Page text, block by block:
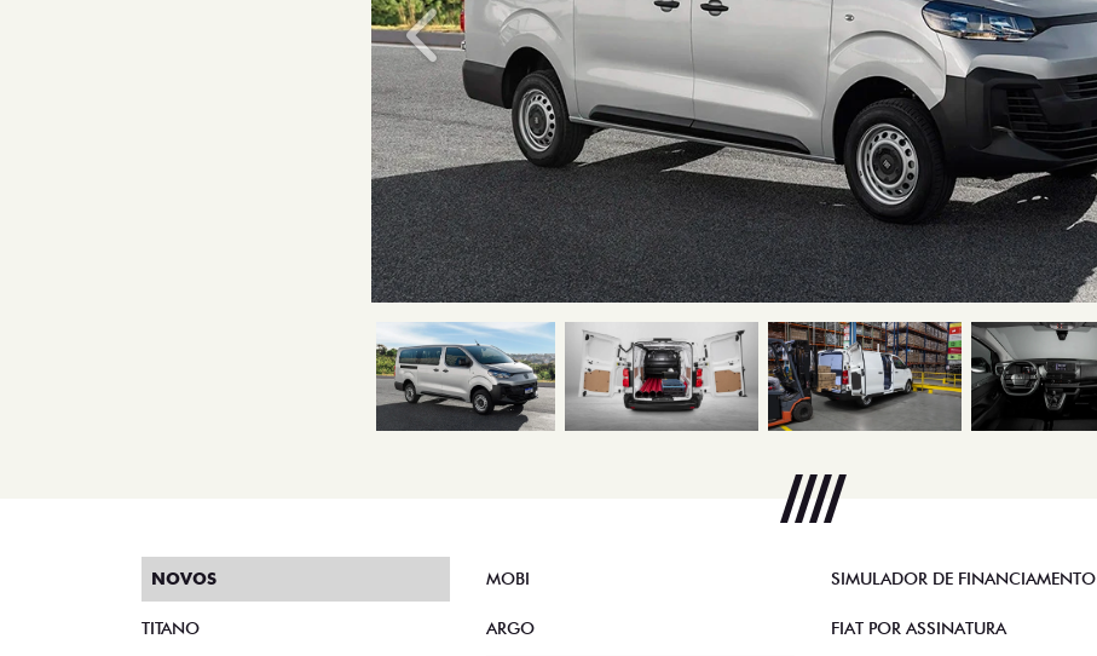
Anterior
NOVOS
TITANO
MOBI
ARGO
SIMULADOR DE FINANCIAMENTO
FIAT POR ASSINATURA